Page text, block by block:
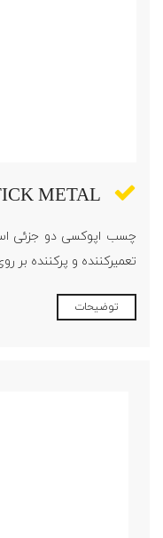
METAL
چسب اپوکسی دو جزئی
تعمیرکننده و پرکننده
توضیحات